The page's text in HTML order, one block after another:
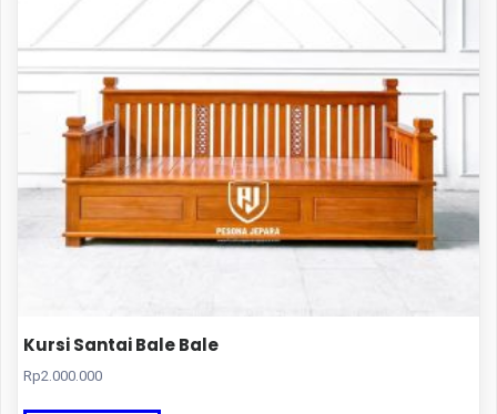
Kursi Santai Bale Bale
Rp2.000.000